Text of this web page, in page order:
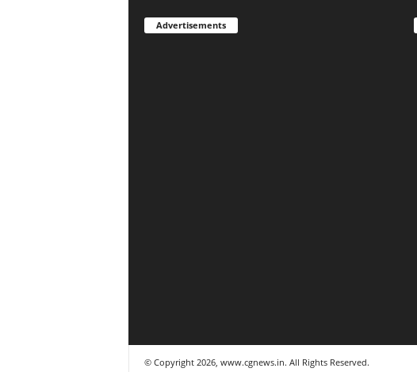
Advertisements
© Copyright 2026, www.cgnews.in. All Rights Reserved.